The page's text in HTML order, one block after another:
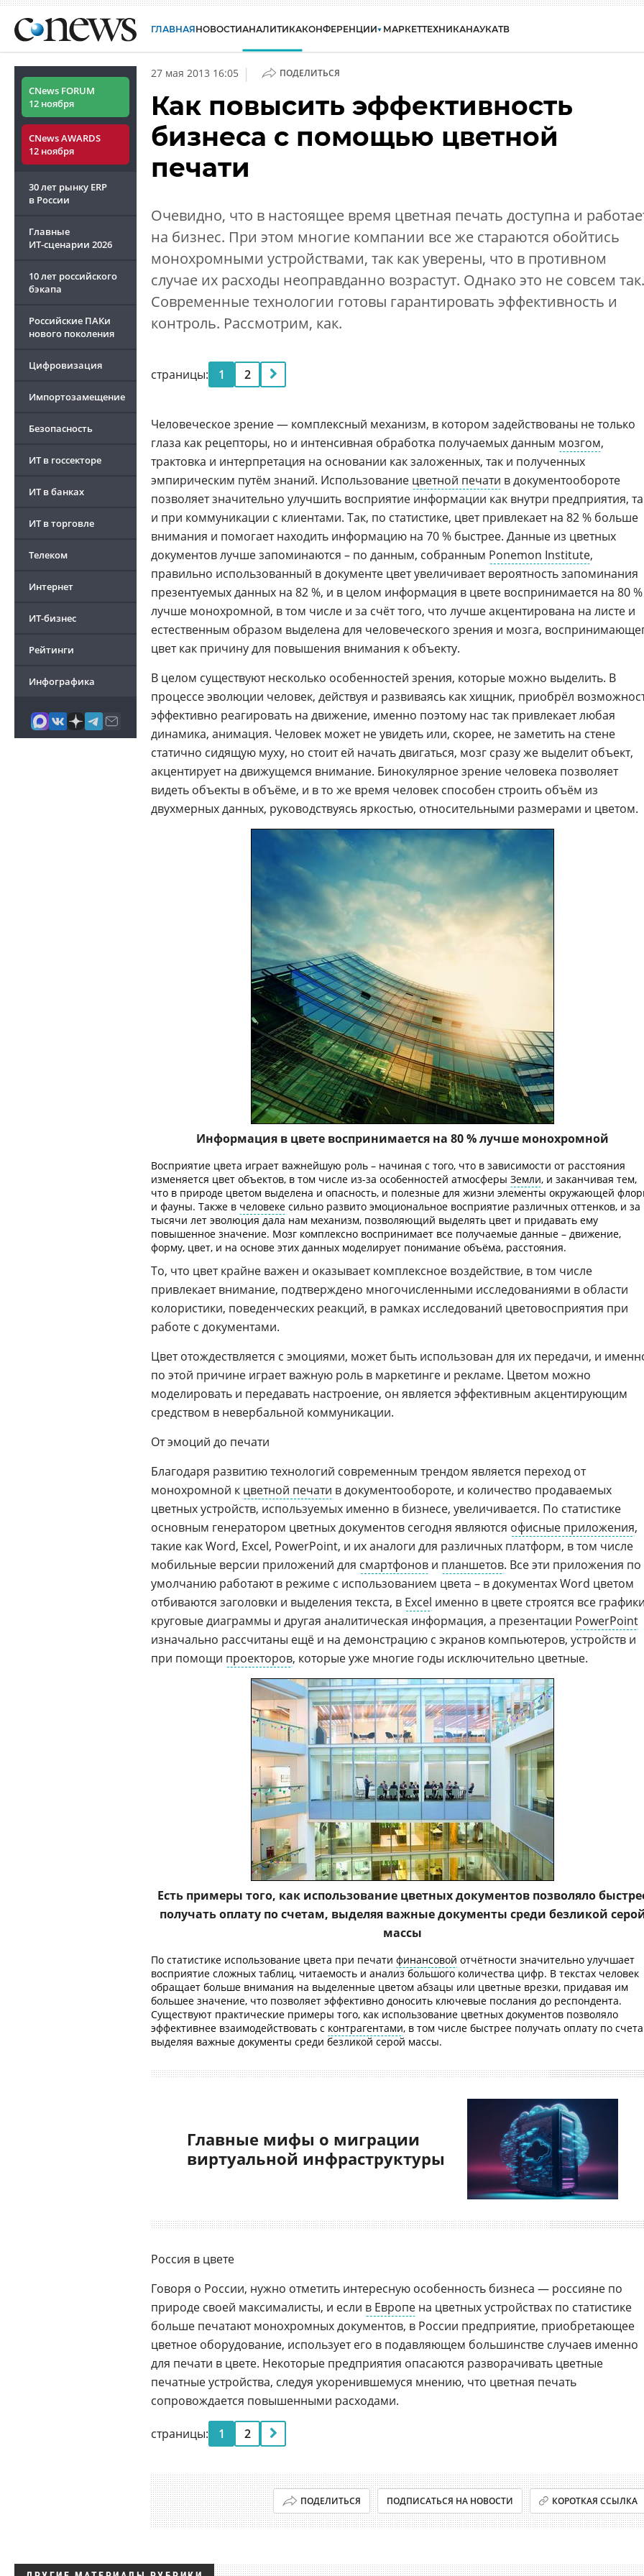
ГЛАВНАЯНОВОСТИАНАЛИТИКАКОНФЕРЕНЦИИ МАРКЕТТЕХНИКАНАУКАТВ
CNews FORUM
12 ноября
CNews AWARDS
12 ноября
30 лет рынку ERP
в России
Главные
ИТ-сценарии 2026
10 лет российского
бэкапа
Российские ПАКи
нового поколения
Цифровизация
Импортозамещение
Безопасность
ИТ в госсекторе
ИТ в банках
ИТ в торговле
Телеком
Интернет
ИТ-бизнес
Рейтинги
Инфографика
27 мая 2013 16:05 | ПОДЕЛИТЬСЯ
Как повысить эффективность
бизнеса с помощью цветной
печати
Очевидно, что в настоящее время цветная печать доступна и
на бизнес. При этом многие компании все же стараются обойтись
монохромными устройствами, так как уверены, что в противном
случае их расходы неоправданно возрастут. Однако это не совсем так.
Современные технологии готовы гарантировать эффективность и
контроль. Рассмотрим, как.
страницы: 1 2
Человеческое зрение — комплексный механизм, в котором задействованы не только
глаза как рецепторы, но и интенсивная обработка получаемых данным мозгом,
трактовка и интерпретация на основании как заложенных, так и полученных
эмпирическим путём знаний. Использование цветной печати в документообороте
позволяет значительно улучшить восприятие информации как внутри предприятия,
и при коммуникации с клиентами. Так, по статистике, цвет привлекает на 82 % больше
внимания и помогает находить информацию на 70 % быстрее. Данные из цветных
документов лучше запоминаются – по данным, собранным Ponemon Institute,
правильно использованный в документе цвет увеличивает вероятность запоминания
презентуемых данных на 82 %, и в целом информация в цвете воспринимается на 80 %
лучше монохромной, в том числе и за счёт того, что лучше акцентирована на листе и
естественным образом выделена для человеческого зрения и мозга,
цвет как причину для повышения внимания к объекту.
В целом существуют несколько особенностей зрения, которые можно выделить. В
процессе эволюции человек, действуя и развиваясь как хищник, приобрёл
эффективно реагировать на движение, именно поэтому нас так привлекает любая
динамика, анимация. Человек может не увидеть или, скорее, не заметить на стене
статично сидящую муху, но стоит ей начать двигаться, мозг сразу же выделит объект,
акцентирует на движущемся внимание. Бинокулярное зрение человека позволяет
видеть объекты в объёме, и в то же время человек способен строить объём из
двухмерных данных, руководствуясь яркостью, относительными размерами и цветом.
Информация в цвете воспринимается на 80 % лучше монохромной
Восприятие цвета играет важнейшую роль – начиная с того, что в зависимости от расстояния
изменяется цвет объектов, в том числе из-за особенностей атмосферы Земли, и заканчивая тем,
что в природе цветом выделена и опасность, и полезные для жизни элементы окружающей
и фауны. Также в человеке сильно развито эмоциональное восприятие различных оттенков, и за
тысячи лет эволюция дала нам механизм, позволяющий выделять цвет и придавать ему
повышенное значение. Мозг комплексно воспринимает все получаемые данные – движение,
форму, цвет, и на основе этих данных моделирует понимание объёма, расстояния.
То, что цвет крайне важен и оказывает комплексное воздействие, в том числе
привлекает внимание, подтверждено многочисленными исследованиями в области
колористики, поведенческих реакций, в рамках исследований цветовосприятия при
работе с документами.
Цвет отождествляется с эмоциями, может быть использован для их передачи, и
по этой причине играет важную роль в маркетинге и рекламе. Цветом можно
моделировать и передавать настроение, он является эффективным акцентирующим
средством в невербальной коммуникации.
От эмоций до печати
Благодаря развитию технологий современным трендом является переход от
монохромной к цветной печати в документообороте, и количество продаваемых
цветных устройств, используемых именно в бизнесе, увеличивается. По статистике
основным генератором цветных документов сегодня являются офисные приложения,
такие как Word, Excel, PowerPoint, и их аналоги для различных платформ, в том числе
мобильные версии приложений для смартфонов и планшетов. Все эти приложения по
умолчанию работают в режиме с использованием цвета – в документах Word цветом
отбиваются заголовки и выделения текста, в Excel именно в цвете строятся все
круговые диаграммы и другая аналитическая информация, а презентации PowerPoint
изначально рассчитаны ещё и на демонстрацию с экранов компьютеров, устройств и
при помощи проекторов, которые уже многие годы исключительно цветные.
Есть примеры того, как использование цветных документов позволяло
получать оплату по счетам, выделяя важные документы среди безликой
массы
По статистике использование цвета при печати финансовой отчётности значительно улучшает
восприятие сложных таблиц, читаемость и анализ большого количества цифр. В текстах человек
обращает больше внимания на выделенные цветом абзацы или цветные врезки, придавая им
большее значение, что позволяет эффективно доносить ключевые послания до респондента.
Существуют практические примеры того, как использование цветных документов позволяло
эффективнее взаимодействовать с контрагентами, в том числе быстрее получать оплату по
выделяя важные документы среди безликой серой массы.
Главные мифы о миграции
виртуальной инфраструктуры
Россия в цвете
Говоря о России, нужно отметить интересную особенность бизнеса — россияне по
природе своей максималисты, и если в Европе на цветных устройствах по статистике
больше печатают монохромных документов, в России предприятие, приобретающее
цветное оборудование, использует его в подавляющем большинстве случаев именно
для печати в цвете. Некоторые предприятия опасаются разворачивать цветные
печатные устройства, следуя укоренившемуся мнению, что цветная печать
сопровождается повышенными расходами.
страницы: 1 2
ПОДЕЛИТЬСЯ ПОДПИСАТЬСЯ НА НОВОСТИ КОРОТКАЯ ССЫЛКА